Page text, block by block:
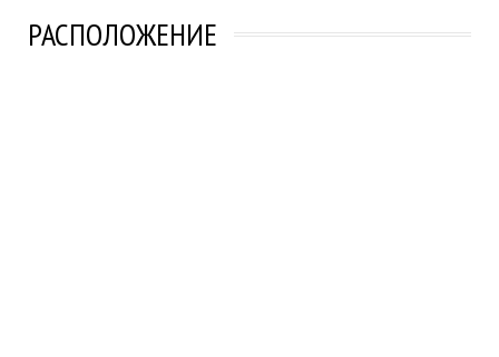
РАСПОЛОЖЕНИЕ